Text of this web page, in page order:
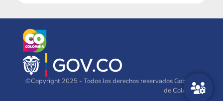
©Copyright 2025 - Todos los derechos reservados Gobierno
de Colombia